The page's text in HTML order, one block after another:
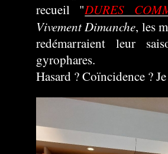
recueil "DURES
Vivement Dimanche, les
redémarraient leur
gyrophares.
Hasard ? Coïncidence ?